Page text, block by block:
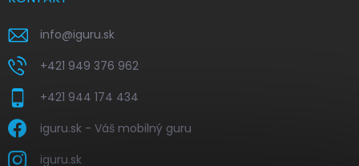
info@iguru.sk
+421 949 376 962
+421 944 174 434
iguru.sk - Váš mobilný guru
iguru.sk